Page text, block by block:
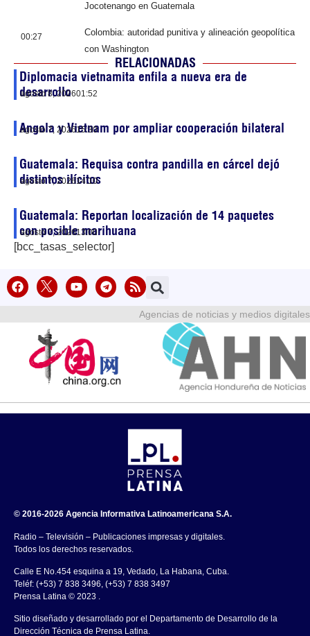
Jocotenango en Guatemala
00:27
Colombia: autoridad punitiva y alineación geopolítica
con Washington
RELACIONADAS
Diplomacia vietnamita enfila a nueva era de
desarrollo
agosto 8, 202601:52
Angola y Vietnam por ampliar cooperación bilateral
agosto 7, 202615:30
Guatemala: Requisa contra pandilla en cárcel dejó
distintos ilícitos
agosto 7, 202614:10
Guatemala: Reportan localización de 14 paquetes
con posible marihuana
agosto 7, 202613:00
[bcc_tasas_selector]
Agencias de noticias y medios digitales
© 2016-2026 Agencia Informativa Latinoamericana S.A.
Radio – Televisión – Publicaciones impresas y digitales.
Todos los derechos reservados.
Calle E No.454 esquina a 19, Vedado, La Habana, Cuba.
Teléf: (+53) 7 838 3496, (+53) 7 838 3497
Prensa Latina © 2023 .
Sitio diseñado y desarrollado por el Departamento de Desarrollo de la
Dirección Técnica de Prensa Latina.